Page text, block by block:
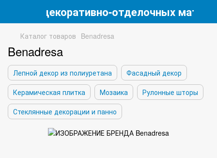
декоративно-отделочных
Каталог товаров Benadresa
Benadresa
Лепной декор из полиуретана
Фасадный декор
Керамическая плитка
Мозаика
Рулонные шторы
Стеклянные декорации и панно